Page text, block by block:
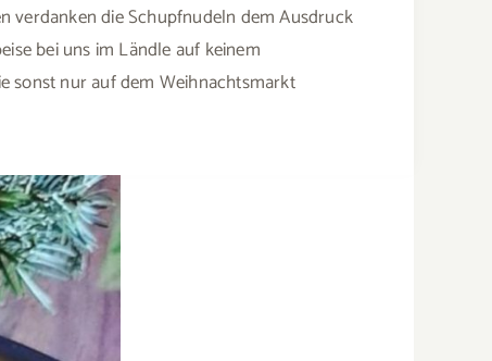
verdanken die Schupfnudeln dem Ausdruck
bei uns im Ländle auf keinem
sonst nur auf dem Weihnachtsmarkt